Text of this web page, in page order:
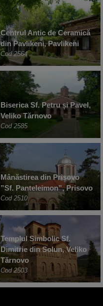
Centrul Antic de Ceramică
din Pavlikeni, Pavlikeni
Cod 2564
Biserica Sf. Petru și Pavel,
Veliko Tărnovo
Cod 2585
Mânăstirea din Prisovo
”Sf. Panteleimon”, Prisovo
Cod 2510
Templul Simbolic Sf.
Dimitrie din Solun, Veliko
Tărnovo
Cod 2503